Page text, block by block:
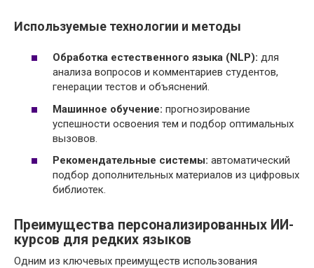
Используемые технологии и методы
Обработка естественного языка (NLP): для
анализа вопросов и комментариев студентов,
генерации тестов и объяснений.
Машинное обучение: прогнозирование
успешности освоения тем и подбор оптимальных
вызовов.
Рекомендательные системы: автоматический
подбор дополнительных материалов из цифровых
библиотек.
Преимущества персонализированных ИИ-
курсов для редких языков
Одним из ключевых преимуществ использования